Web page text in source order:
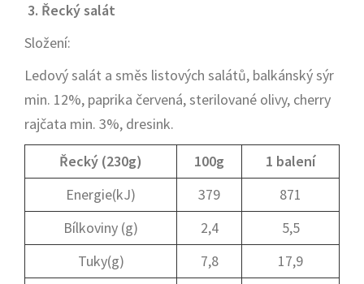
3. Řecký salát
Složení:
Ledový salát a směs listových salátů, balkánský sýr
min. 12%, paprika červená, sterilované olivy, cherry
rajčata min. 3%, dresink.
Řecký (230g)
100g
1 balení
Energie(kJ)
379
871
Bílkoviny (g)
2,4
5,5
Tuky(g)
7,8
17,9